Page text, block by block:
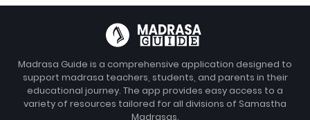
Madrasa Guide is a comprehensive application designed to
support madrasa teachers, students, and parents in their
educational journey. The app provides easy access to a
variety of resources tailored for all divisions of Samastha
Madrasas.